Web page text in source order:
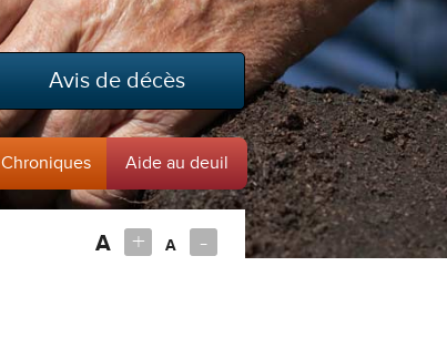
Avis de décès
Chroniques Aide au deuil
A + A -